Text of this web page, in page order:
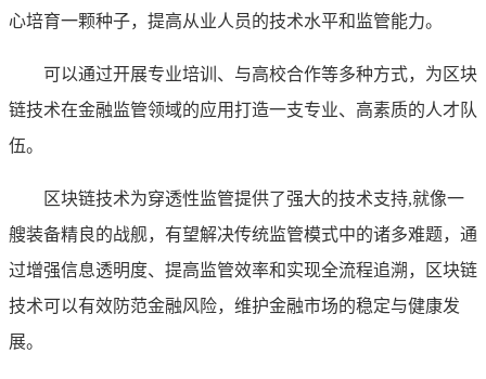
心培育一颗种子，提高从业人员的技术水平和监管能力。
可以通过开展专业培训、与高校合作等多种方式，为区块
链技术在金融监管领域的应用打造一支专业、高素质的人才队
伍。
区块链技术为穿透性监管提供了强大的技术支持,就像一
艘装备精良的战舰，有望解决传统监管模式中的诸多难题，通
过增强信息透明度、提高监管效率和实现全流程追溯，区块链
技术可以有效防范金融风险，维护金融市场的稳定与健康发
展。